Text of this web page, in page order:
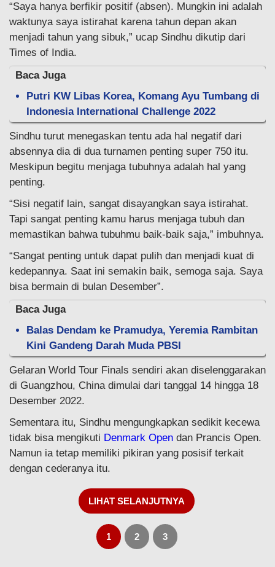
“Saya hanya berfikir positif (absen). Mungkin ini adalah
waktunya saya istirahat karena tahun depan akan
menjadi tahun yang sibuk,” ucap Sindhu dikutip dari
Times of India.
Baca Juga
Putri KW Libas Korea, Komang Ayu Tumbang di
Indonesia International Challenge 2022
Sindhu turut menegaskan tentu ada hal negatif dari
absennya dia di dua turnamen penting super 750 itu.
Meskipun begitu menjaga tubuhnya adalah hal yang
penting.
“Sisi negatif lain, sangat disayangkan saya istirahat.
Tapi sangat penting kamu harus menjaga tubuh dan
memastikan bahwa tubuhmu baik-baik saja,” imbuhnya.
“Sangat penting untuk dapat pulih dan menjadi kuat di
kedepannya. Saat ini semakin baik, semoga saja. Saya
bisa bermain di bulan Desember”.
Baca Juga
Balas Dendam ke Pramudya, Yeremia Rambitan
Kini Gandeng Darah Muda PBSI
Gelaran World Tour Finals sendiri akan diselenggarakan
di Guangzhou, China dimulai dari tanggal 14 hingga 18
Desember 2022.
Sementara itu, Sindhu mengungkapkan sedikit kecewa
tidak bisa mengikuti Denmark Open dan Prancis Open.
Namun ia tetap memiliki pikiran yang posisif terkait
dengan cederanya itu.
LIHAT SELANJUTNYA
1 2 3